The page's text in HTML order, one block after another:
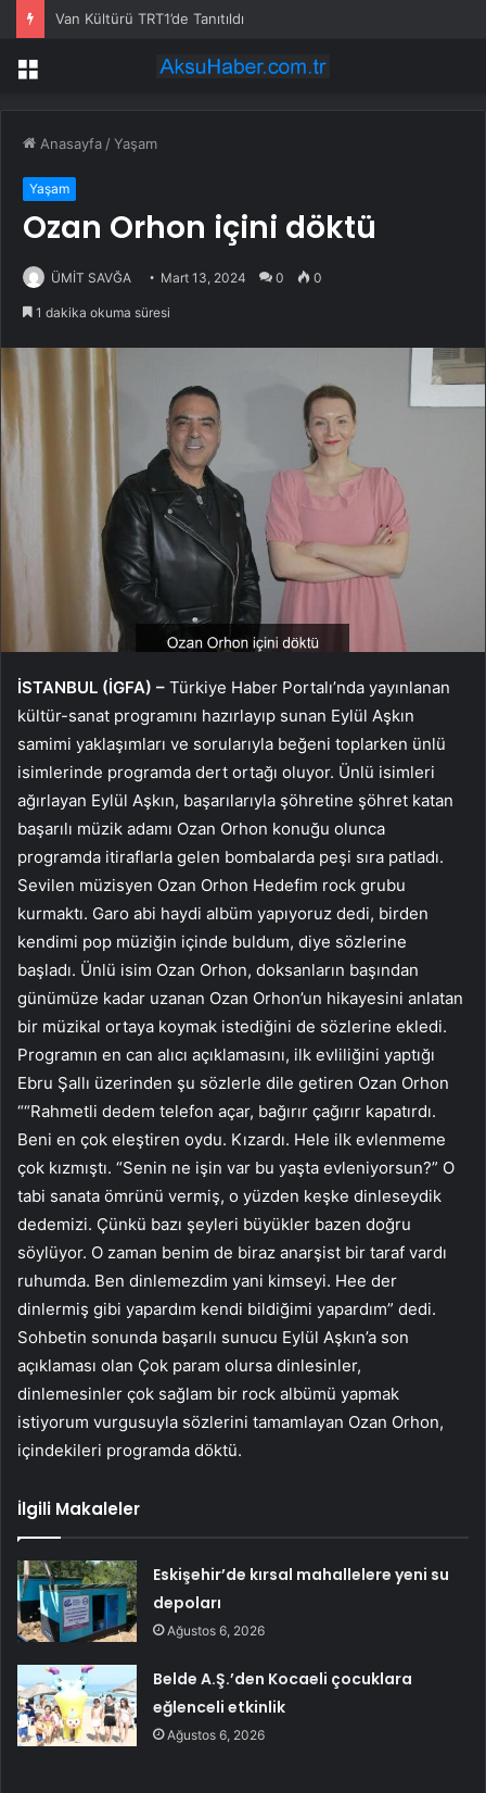
Van Kültürü TRT1’de Tanıtıldı
Menü
Anasayfa /Yaşam
Yaşam
Ozan Orhon içini döktü
ÜMİT SAVĞA Mart 13, 2024 0 0
1 dakika okuma süresi
İSTANBUL (İGFA) – Türkiye Haber Portalı’nda yayınlanan
kültür-sanat programını hazırlayıp sunan Eylül Aşkın
samimi yaklaşımları ve sorularıyla beğeni toplarken ünlü
isimlerinde programda dert ortağı oluyor. Ünlü isimleri
ağırlayan Eylül Aşkın, başarılarıyla şöhretine şöhret katan
başarılı müzik adamı Ozan Orhon konuğu olunca
programda itiraflarla gelen bombalarda peşi sıra patladı.
Sevilen müzisyen Ozan Orhon Hedefim rock grubu
kurmaktı. Garo abi haydi albüm yapıyoruz dedi, birden
kendimi pop müziğin içinde buldum, diye sözlerine
başladı. Ünlü isim Ozan Orhon, doksanların başından
günümüze kadar uzanan Ozan Orhon’un hikayesini anlatan
bir müzikal ortaya koymak istediğini de sözlerine ekledi.
Programın en can alıcı açıklamasını, ilk evliliğini yaptığı
Ebru Şallı üzerinden şu sözlerle dile getiren Ozan Orhon
““Rahmetli dedem telefon açar, bağırır çağırır kapatırdı.
Beni en çok eleştiren oydu. Kızardı. Hele ilk evlenmeme
çok kızmıştı. “Senin ne işin var bu yaşta evleniyorsun?” O
tabi sanata ömrünü vermiş, o yüzden keşke dinleseydik
dedemizi. Çünkü bazı şeyleri büyükler bazen doğru
söylüyor. O zaman benim de biraz anarşist bir taraf vardı
ruhumda. Ben dinlemezdim yani kimseyi. Hee der
dinlermiş gibi yapardım kendi bildiğimi yapardım” dedi.
Sohbetin sonunda başarılı sunucu Eylül Aşkın’a son
açıklaması olan Çok param olursa dinlesinler,
dinlemesinler çok sağlam bir rock albümü yapmak
istiyorum vurgusuyla sözlerini tamamlayan Ozan Orhon,
içindekileri programda döktü.
İlgili Makaleler
Eskişehir’de kırsal mahallelere yeni su
depoları
Ağustos 6, 2026
Belde A.Ş.’den Kocaeli çocuklara
eğlenceli etkinlik
Ağustos 6, 2026